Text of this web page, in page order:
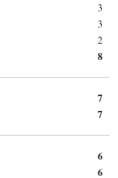
3
3
2
8
7
7
6
6